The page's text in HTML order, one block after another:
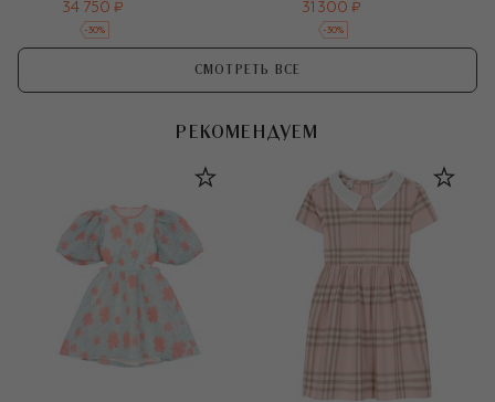
34 750 ₽
-30%
31 300 ₽
-30%
СМОТРЕТЬ ВСЕ
РЕКОМЕНДУЕМ